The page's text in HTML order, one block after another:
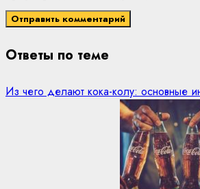
Ответы по теме
Из чего делают кока-колу: основные